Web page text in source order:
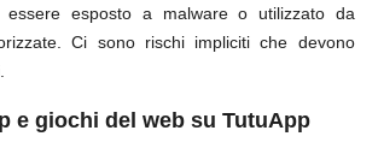
essere esposto a malware o utilizzato da
Ci sono rischi impliciti che devono
e giochi del web su TutuApp